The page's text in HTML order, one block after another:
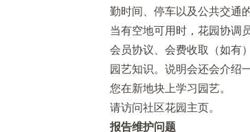
勤时间、停车以及公共交通
当有空地可用时，花园协调
会员协议、会费收取（如有
园艺知识。说明会还会介绍
您在新地块上学习园艺。
请访问社区花园主页。
报告维护问题